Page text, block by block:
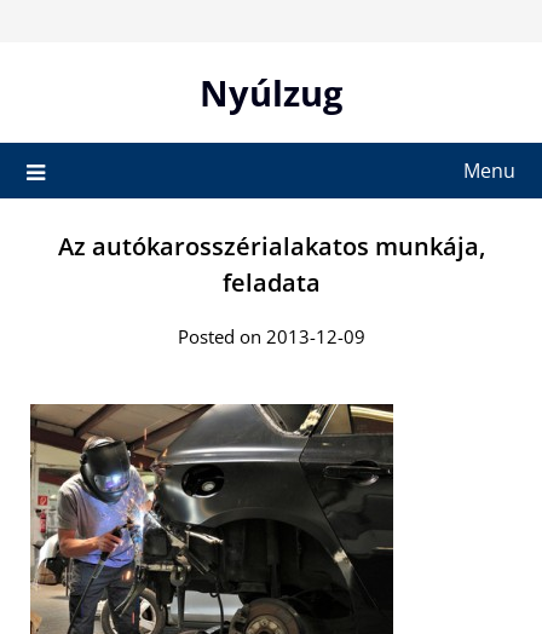
Nyúlzug
Menu
Az autókarosszérialakatos munkája,
feladata
Posted on 2013-12-09